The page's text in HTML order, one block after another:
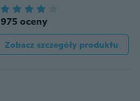
975 oceny
Zobacz szczegóły produktu